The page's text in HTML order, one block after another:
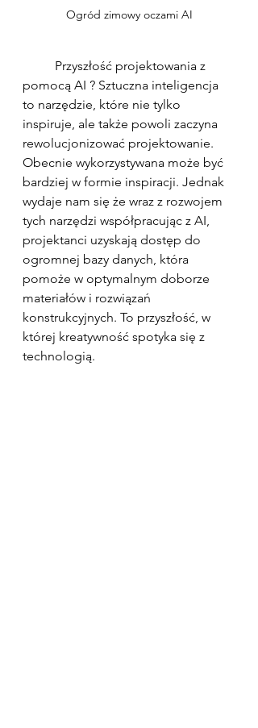
Ogród zimowy oczami AI
pomocą AI ? Sztuczna inteligencja
to narzędzie, które nie tylko
inspiruje, ale także powoli zaczyna
rewolucjonizować projektowanie.
Obecnie wykorzystywana może być
bardziej w formie inspiracji. Jednak
wydaje nam się że wraz z rozwojem
tych narzędzi współpracując z AI,
projektanci uzyskają dostęp do
ogromnej bazy danych, która
pomoże w optymalnym doborze
materiałów i rozwiązań
konstrukcyjnych. To przyszłość, w
której kreatywność spotyka się z
technologią.